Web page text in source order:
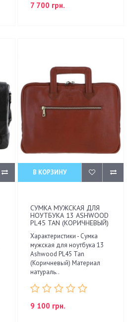
7 700 грн.
В КОРЗИНУ
СУМКА МУЖСКАЯ ДЛЯ
НОУТБУКА 13 ASHWOOD
PL45 TAN (КОРИЧНЕВЫЙ)
Характеристики - Сумка
мужская для ноутбука 13
Ashwood PL45 Tan
(Коричневый) Материал
натураль..
9 100 грн.